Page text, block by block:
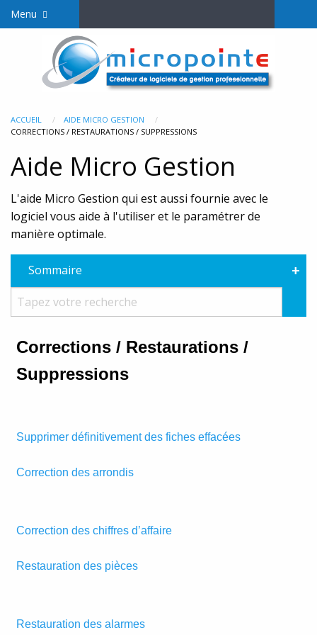
Menu
ACCUEIL
AIDE MICRO GESTION
CORRECTIONS / RESTAURATIONS / SUPPRESSIONS
Aide Micro Gestion
L'aide Micro Gestion qui est aussi fournie avec le
logiciel vous aide à l'utiliser et le paramétrer de
manière optimale.
Sommaire +